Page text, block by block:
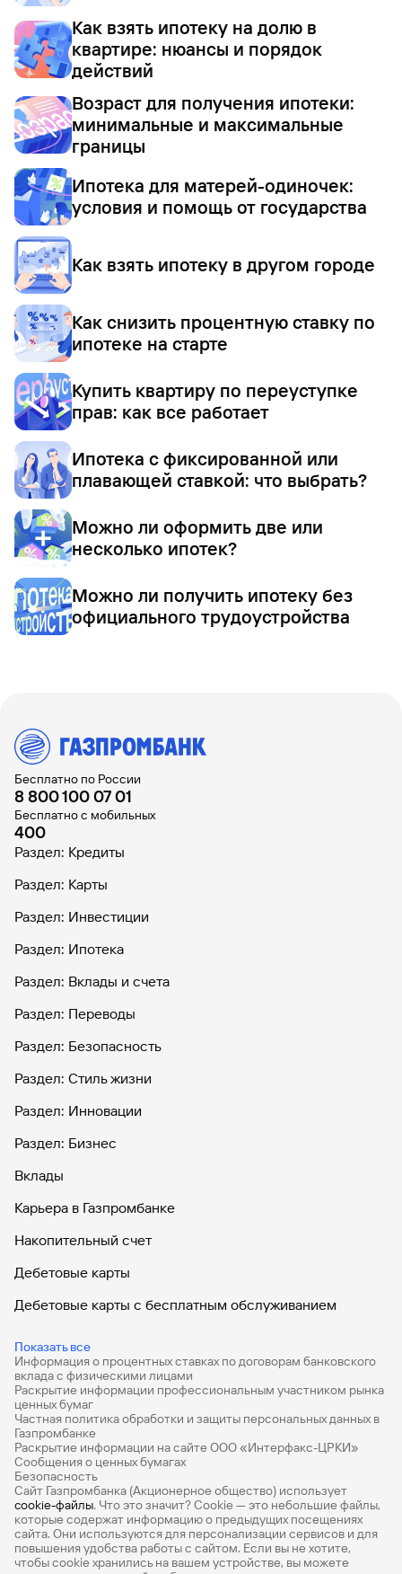
Как взять ипотеку на долю в
квартире: нюансы и порядок
действий
Возраст для получения ипотеки:
минимальные и максимальные
границы
Ипотека для матерей-одиночек:
условия и помощь от государства
Как взять ипотеку в другом городе
Как снизить процентную ставку по
ипотеке на старте
Купить квартиру по переуступке
прав: как все работает
Ипотека с фиксированной или
плавающей ставкой: что выбрать?
Можно ли оформить две или
несколько ипотек?
Можно ли получить ипотеку без
официального трудоустройства
Бесплатно по России
8 800 100 07 01
Бесплатно с мобильных
400
Раздел: Кредиты
Раздел: Карты
Раздел: Инвестиции
Раздел: Ипотека
Раздел: Вклады и счета
Раздел: Переводы
Раздел: Безопасность
Раздел: Стиль жизни
Раздел: Инновации
Раздел: Бизнес
Вклады
Карьера в Газпромбанке
Накопительный счет
Дебетовые карты
Дебетовые карты с бесплатным обслуживанием
Показать все
Банковские вклады на 3 месяца
Вклады с высоким процентом
Калькулятор вкладов
Виртуальные карты
Премиум
РКО
Ипотечный калькулятор
Информация о процентных ставках по договорам банковского
вклада с физическими лицами
Раскрытие информации профессиональным участником рынка
ценных бумаг
Частная политика обработки и защиты персональных данных в
Газпромбанке
Раскрытие информации на сайте ООО «Интерфакс-ЦРКИ»
Сообщения о ценных бумагах
Безопасность
Сайт Газпромбанка (Акционерное общество) использует
cookie-файлы. Что это значит? Сookie — это небольшие файлы,
которые содержат информацию о предыдущих посещениях
сайта. Они используются для персонализации сервисов и для
повышения удобства работы с сайтом. Если вы не хотите,
чтобы сookie хранились на вашем устройстве, вы можете